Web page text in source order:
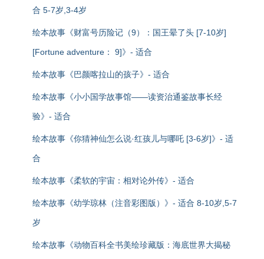
合 5-7岁,3-4岁
绘本故事《财富号历险记（9）：国王晕了头 [7-10岁]
[Fortune adventure： 9]》- 适合
绘本故事《巴颜喀拉山的孩子》- 适合
绘本故事《小小国学故事馆——读资治通鉴故事长经
验》- 适合
绘本故事《你猜神仙怎么说·红孩儿与哪吒 [3-6岁]》- 适
合
绘本故事《柔软的宇宙：相对论外传》- 适合
绘本故事《幼学琼林（注音彩图版）》- 适合 8-10岁,5-7
岁
绘本故事《动物百科全书美绘珍藏版：海底世界大揭秘